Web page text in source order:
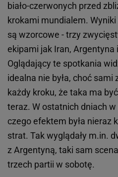
biało-czerwonych przed
krokami mundialem.
są wzorcowe - trzy
ekipami jak Iran, Argentyna
Oglądający te spotkania
idealna nie była, choć
każdy kroku, że taka ma
teraz. W ostatnich dniach w
czego efektem była nieraz
strat. Tak wyglądały m.in.
z Argentyną, taki sam
trzech partii w sobotę.